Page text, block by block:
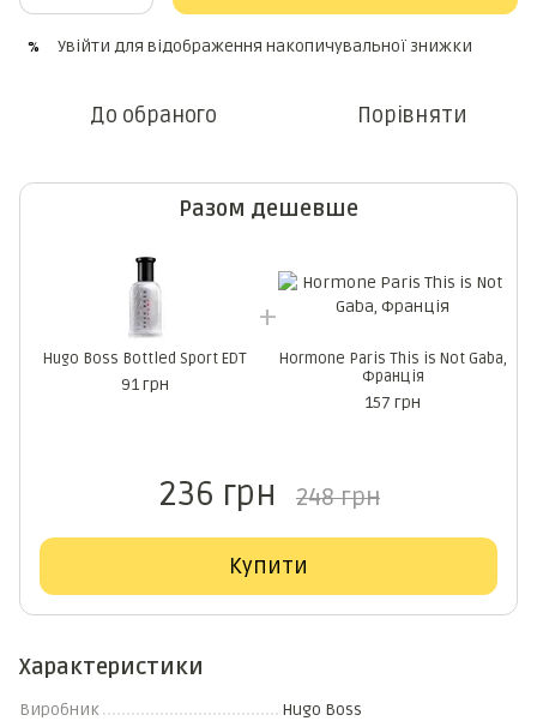
% Увійти для відображення накопичувальної знижки
До обраного Порівняти
Разом дешевше
Hugo Boss Bottled Sport EDT
91 грн
Hormone Paris This is Not Gaba,
Франція
157 грн
236 грн 248 грн
Купити
Характеристики
Виробник Hugo Boss